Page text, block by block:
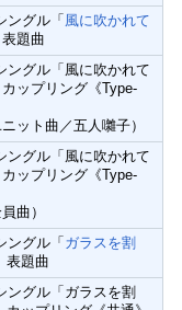
ングル「 風に吹かれて
表題曲
ングル「風に吹かれて
カップリング《Type-
ニット曲／五人囃子）
ングル「風に吹かれて
カップリング《Type-
員曲）
ングル「 ガラスを割
表題曲
ングル「ガラスを割